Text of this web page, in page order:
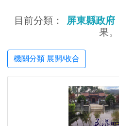
目前分類： 屏東縣政府
果。
機關分類 展開/收合